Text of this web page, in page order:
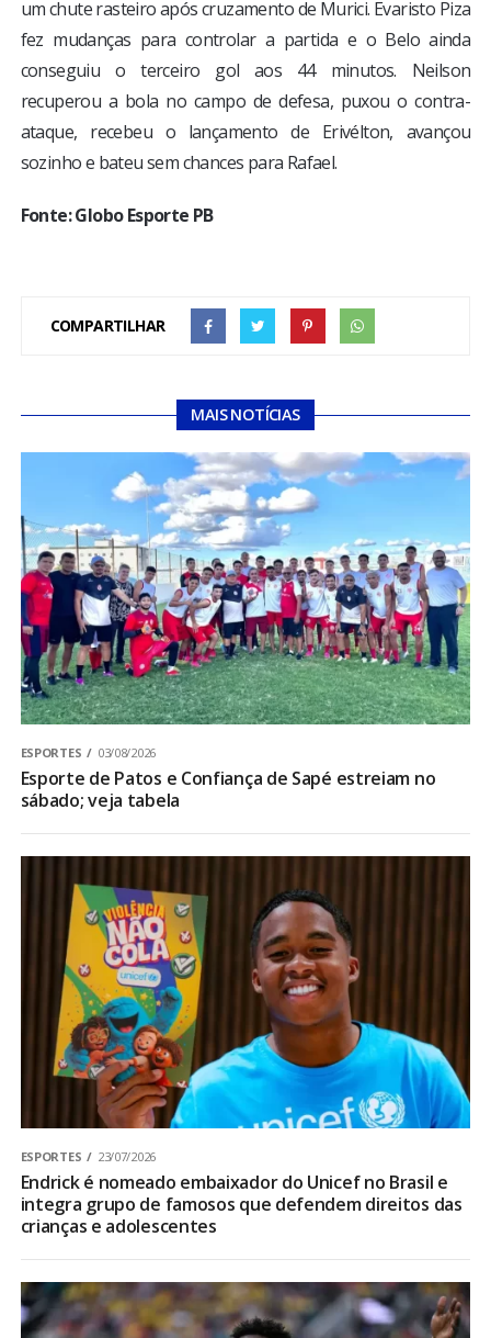
um chute rasteiro após cruzamento de Murici. Evaristo Piza
fez mudanças para controlar a partida e o Belo ainda
conseguiu o terceiro gol aos 44 minutos. Neilson
recuperou a bola no campo de defesa, puxou o contra-
ataque, recebeu o lançamento de Erivélton, avançou
sozinho e bateu sem chances para Rafael.
Fonte: Globo Esporte PB
COMPARTILHAR
MAIS NOTÍCIAS
ESPORTES 03/08/2026
Esporte de Patos e Confiança de Sapé estreiam no
sábado; veja tabela
ESPORTES 23/07/2026
Endrick é nomeado embaixador do Unicef no Brasil e
integra grupo de famosos que defendem direitos das
crianças e adolescentes